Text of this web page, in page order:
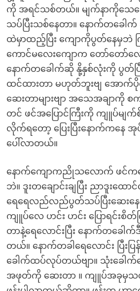
ကို အရင်သစ်တယ်။ မျက်နာကိုသေသ
သပ်ပြီးသစ်နေတာ။ နောက်တခေါ
ထဲမှာထည့်ပြီး ကျောကိုပွတ်နေမှဘဲ
ကောင်မလေးကျောက တော်တေ
နောက်တခေါက်ဆို နို့နှစ်လုံးကို ပွတ်ပ
ထင်ထားတာ မဟုတ်ဘူးဗျ အောက်ပို
ဆေးတာများဗျာ အသေအချာကို
တင် ဖင်အပြောင်ကြီးကို ကျူပ်မျ
လိုက်ရတော့ ပြေးပြီးနောက်ကနေ
ပေါ်လာတယ်။
နောက်ကျောကညိုသလောက် ဖင်က
ဘဲ။ ဒူးတချောင်းချပြီး ညာဒူးထေ
ရေရေလည်လည်ပွတ်သပ်ပြီးဆေးန
ကျူပ်လေ ဟင်း ဟင်း ပြောရင်းစိတ်
တာနဲ့ရေလောင်းပြီး နောက်တခေ
တယ်။ နောက်တခါရေလောင်း ပြီးပ
ခေါက်ထပ်လုပ်တယ်ဗျာ။ သုံးခေါက်
အဖုတ်ကို ဆေးတာ ။ ကျူပ်အခုမှ